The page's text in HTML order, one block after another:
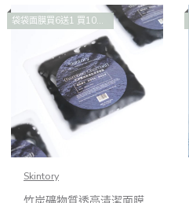
袋袋面膜買6送1 買10送2 買14送4
Skintory